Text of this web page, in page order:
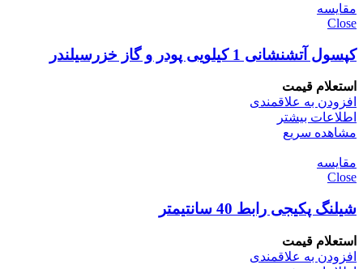
مقایسه
Close
کپسول آتشنشانی 1 کیلویی پودر و گاز خزرسیلندر
استعلام قیمت
افزودن به علاقمندی
اطلاعات بیشتر
مشاهده سریع
مقایسه
Close
شیلنگ پکیجی رابط 40 سانتیمتر
استعلام قیمت
افزودن به علاقمندی